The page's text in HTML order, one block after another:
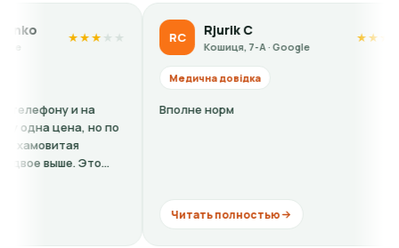
★★★
на
но по
Это
RС Rjurik С
Кошиця, 7-А · Google
Медична довідка
Вполне норм
Читать полностью